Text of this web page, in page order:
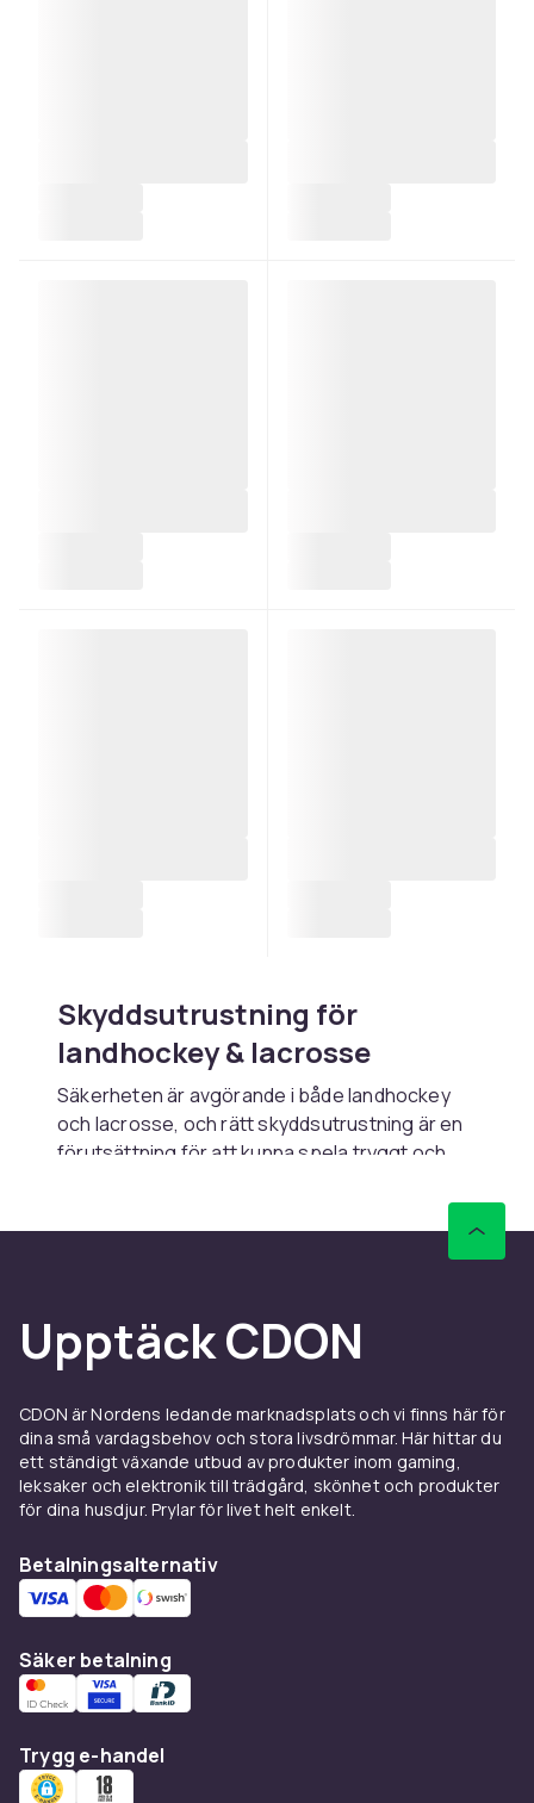
Skyddsutrustning för
landhockey & lacrosse
Säkerheten är avgörande i både landhockey
och lacrosse, och rätt skyddsutrustning är en
förutsättning för att kunna spela tryggt och
involverar hårda bollar, snabba rörelser och i
lacrossens fall även fysisk kontakt, vilket
brett sortiment av skyddsutrustning för
landhockey och lacrosse.
landhockey för fältspelarna.
Herrlacrossespelare måste bära hjälm med
ansiktsskydd, skulderskydd, arm- och
armbågsskydd, handskar och benskydd.
skyddsglasögon och munskydd, men reglerna
varierar mellan olika förbund. Kontrollera alltid
din ligas specifika krav.
Se handskar för landhockey och lacrosse i
handskekategori
beroende på position. Keeprar behöver det
mest heltäckande skyddet, inklusive speciella
Upptäck CDON
CDON är Nordens ledande marknadsplats och vi finns här för
dina små vardagsbehov och stora livsdrömmar. Här hittar du
ett ständigt växande utbud av produkter inom gaming,
leksaker och elektronik till trädgård, skönhet och produkter
för dina husdjur. Prylar för livet helt enkelt.
Betalningsalternativ
Säker betalning
Trygg e-handel